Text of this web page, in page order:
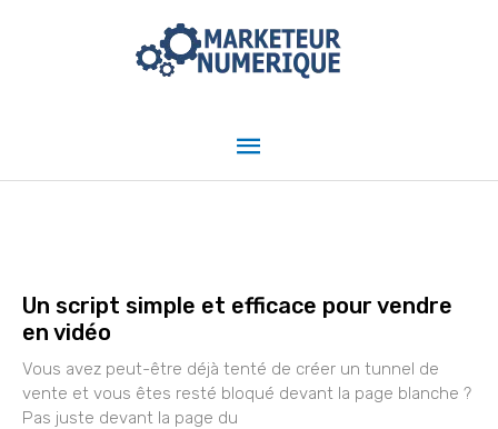
Menu
principal
Un script simple et efficace pour vendre
en vidéo
Vous avez peut-être déjà tenté de créer un tunnel de
vente et vous êtes resté bloqué devant la page blanche ?
Pas juste devant la page du